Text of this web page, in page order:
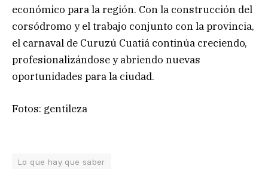
económico para la región. Con la construcción del
corsódromo y el trabajo conjunto con la provincia,
el carnaval de Curuzú Cuatiá continúa creciendo,
profesionalizándose y abriendo nuevas
oportunidades para la ciudad.
Fotos: gentileza
Lo que hay que saber